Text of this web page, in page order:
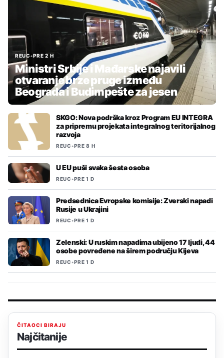
REUC•PRE 2 H
Ministri Srbije i Mađarske najavili
otvaranje brze pruge između
Beograda i Budimpešte za jesen
SKGO: Nova podrška kroz Program EU INTEGRA
za pripremu projekata integralnog teritorijalnog
razvoja
REUC•PRE 8 H
U EU puši svaka šesta osoba
REUC•PRE 1 D
Predsednica Evropske komisije: Zverski napadi
Rusije u Ukrajini
REUC•PRE 1 D
Zelenski: U ruskim napadima ubijeno 17 ljudi, 44
osobe povređene na širem području Kijeva
REUC•PRE 1 D
ČITAOCI BIRAJU
Najčitanije